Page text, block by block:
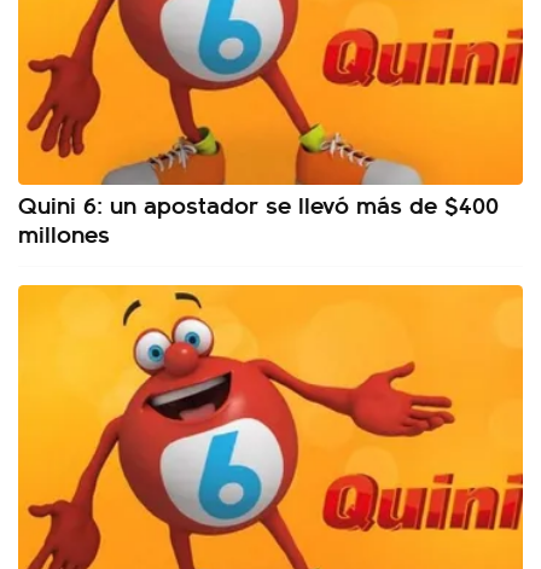
Quini 6: un apostador se llevó más de $400
millones